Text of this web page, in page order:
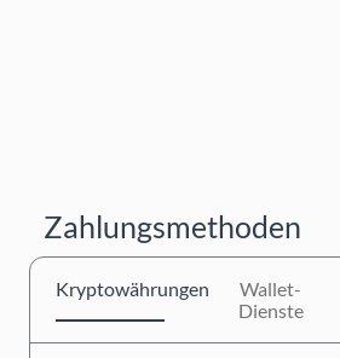
Zahlungsmethoden
Kryptowährungen
Wallet-
Dienste